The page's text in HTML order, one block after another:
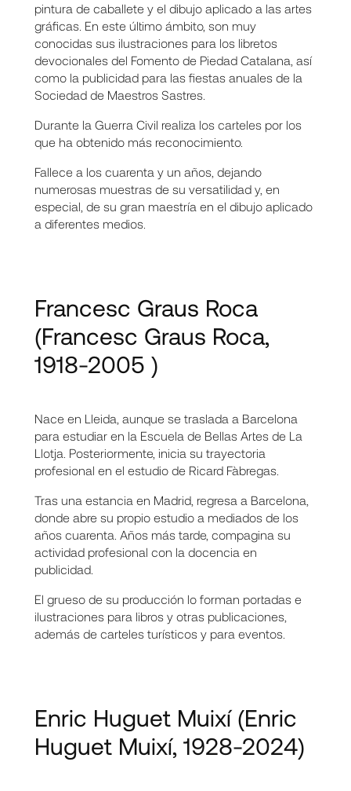
pintura de caballete y el dibujo aplicado a las artes
gráficas. En este último ámbito, son muy
conocidas sus ilustraciones para los libretos
devocionales del Fomento de Piedad Catalana, así
como la publicidad para las fiestas anuales de la
Sociedad de Maestros Sastres.
Durante la Guerra Civil realiza los carteles por los
que ha obtenido más reconocimiento.
Fallece a los cuarenta y un años, dejando
numerosas muestras de su versatilidad y, en
especial, de su gran maestría en el dibujo aplicado
a diferentes medios.
Francesc Graus Roca
(Francesc Graus Roca,
1918-2005 )
Nace en Lleida, aunque se traslada a Barcelona
para estudiar en la Escuela de Bellas Artes de La
Llotja. Posteriormente, inicia su trayectoria
profesional en el estudio de Ricard Fàbregas.
Tras una estancia en Madrid, regresa a Barcelona,
donde abre su propio estudio a mediados de los
años cuarenta. Años más tarde, compagina su
actividad profesional con la docencia en
publicidad.
El grueso de su producción lo forman portadas e
ilustraciones para libros y otras publicaciones,
además de carteles turísticos y para eventos.
Enric Huguet Muixí (Enric
Huguet Muixí, 1928-2024)